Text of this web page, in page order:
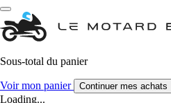
Sous-total du panier
Voir mon panier Continuer mes achats
Loading...